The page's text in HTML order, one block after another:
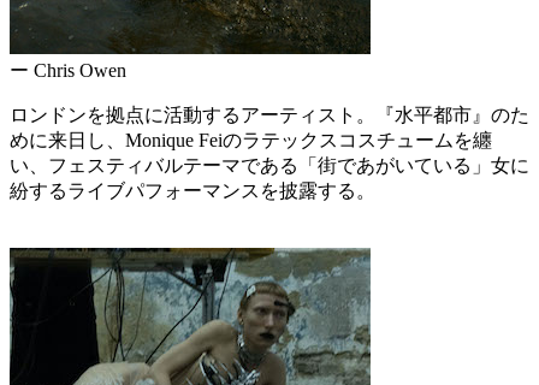
ー Chris Owen
ロンドンを拠点に活動するアーティスト。『水平都市』のた
めに来日し、Monique Feiのラテックスコスチュームを纏
い、フェスティバルテーマである「街であがいている」女に
紛するライブパフォーマンスを披露する。